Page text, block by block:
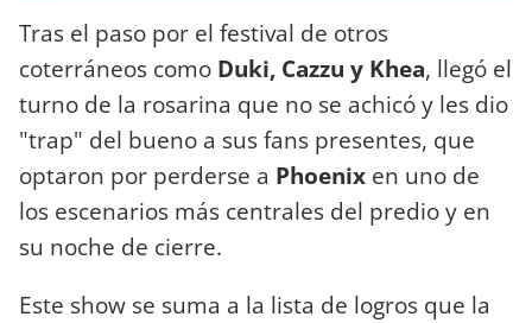
Tras el paso por el festival de otros
coterráneos como Duki, Cazzu y Khea, llegó el
turno de la rosarina que no se achicó y les dio
"trap" del bueno a sus fans presentes, que
optaron por perderse a Phoenix en uno de
los escenarios más centrales del predio y en
su noche de cierre.
Este show se suma a la lista de logros que la